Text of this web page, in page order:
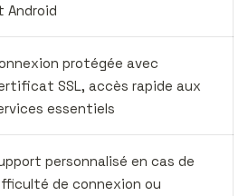
Android
protégée avec
SSL, accès rapide aux
essentiels
personnalisé en cas de
de connexion ou